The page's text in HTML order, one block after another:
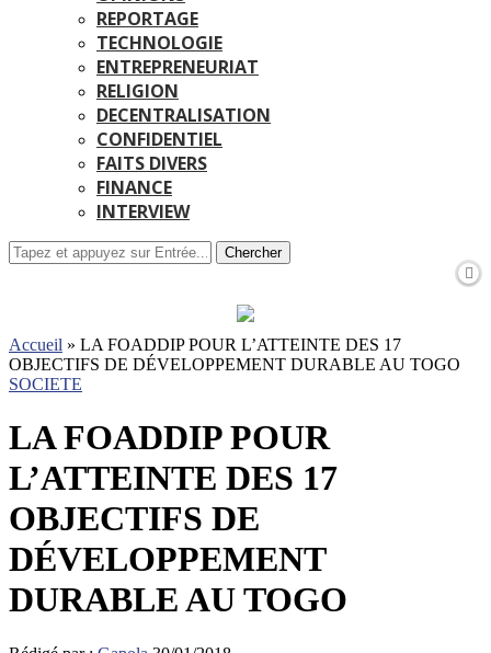
REPORTAGE
TECHNOLOGIE
ENTREPRENEURIAT
RELIGION
DECENTRALISATION
CONFIDENTIEL
FAITS DIVERS
FINANCE
INTERVIEW
Chercher
Accueil » LA FOADDIP POUR L’ATTEINTE DES 17
OBJECTIFS DE DÉVELOPPEMENT DURABLE AU TOGO
SOCIETE
LA FOADDIP POUR
L’ATTEINTE DES 17
OBJECTIFS DE
DÉVELOPPEMENT
DURABLE AU TOGO